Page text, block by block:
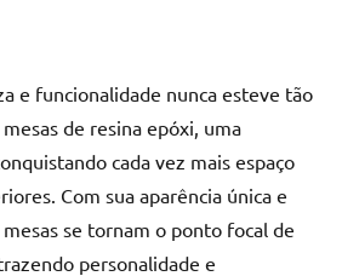
e funcionalidade nunca esteve tão
de resina epóxi, uma
cada vez mais espaço
Com sua aparência única e
se tornam o ponto focal de
personalidade e